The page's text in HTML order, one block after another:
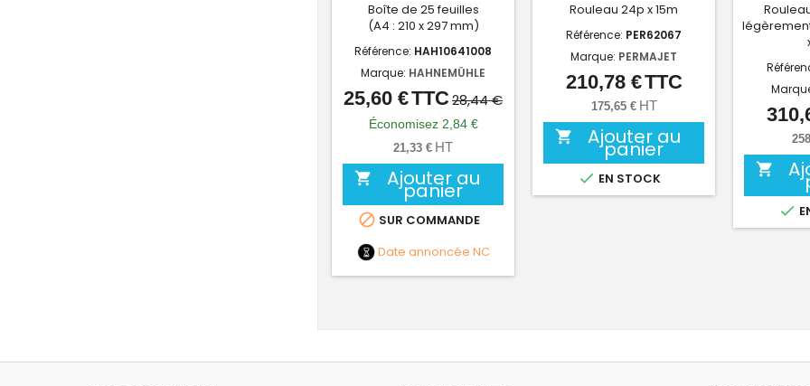
Boîte de 25 feuilles
(A4 : 210 x 297 mm)
Référence: HAH10641008
Marque: HAHNEMÜHLE
Prix
Prix
de
base
25,60 €TTC28,44 €
Économisez 2,84 €
21,33 € HT
 Ajouter au
panier
 SUR COMMANDE
Date annoncée NC
Rouleau 24p x 15m
Référence: PER62067
Marque: PERMAJET
Prix
210,78 €TTC
175,65 € HT
 Ajouter au
panier
 EN STOCK

